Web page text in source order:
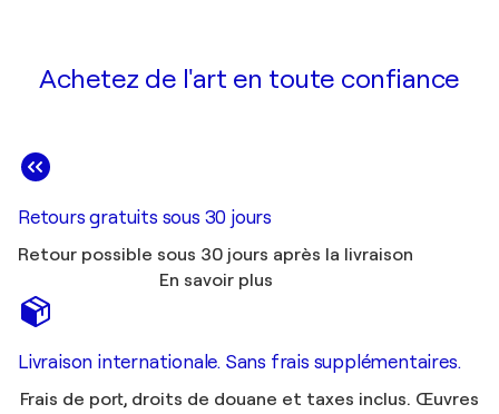
Achetez de l'art en toute confiance
Retours gratuits sous 30 jours
Retour possible sous 30 jours après la livraison
En savoir plus
Livraison internationale. Sans frais supplémentaires.
Frais de port, droits de douane et taxes inclus. Œuvres